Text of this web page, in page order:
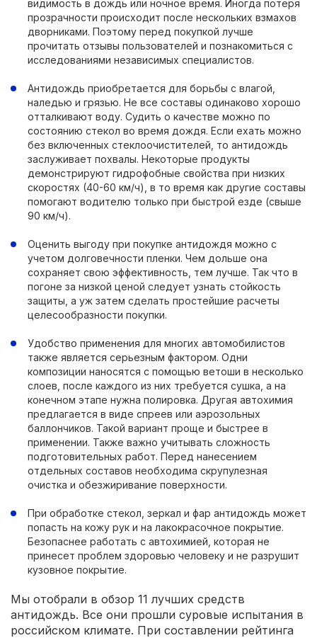
видимость в дождь или ночное время. Иногда потеря
прозрачности происходит после нескольких взмахов
дворниками. Поэтому перед покупкой лучше
прочитать отзывы пользователей и познакомиться с
исследованиями независимых специалистов.
Антидождь приобретается для борьбы с влагой,
наледью и грязью. Не все составы одинаково хорошо
отталкивают воду. Судить о качестве можно по
состоянию стекол во время дождя. Если ехать можно
без включенных стеклоочистителей, то антидождь
заслуживает похвалы. Некоторые продукты
демонстрируют гидрофобные свойства при низких
скоростях (40-60 км/ч), в то время как другие составы
помогают водителю только при быстрой езде (свыше
90 км/ч).
Оценить выгоду при покупке антидождя можно с
учетом долговечности пленки. Чем дольше она
сохраняет свою эффективность, тем лучше. Так что в
погоне за низкой ценой следует узнать стойкость
защиты, а уж затем сделать простейшие расчеты
целесообразности покупки.
Удобство применения для многих автомобилистов
также является серьезным фактором. Одни
композиции наносятся с помощью ветоши в несколько
слоев, после каждого из них требуется сушка, а на
конечном этапе нужна полировка. Другая автохимия
предлагается в виде спреев или аэрозольных
баллончиков. Такой вариант проще и быстрее в
применении. Также важно учитывать сложность
подготовительных работ. Перед нанесением
отдельных составов необходима скрупулезная
очистка и обезжиривание поверхности.
При обработке стекол, зеркал и фар антидождь может
попасть на кожу рук и на лакокрасочное покрытие.
Безопаснее работать с автохимией, которая не
принесет проблем здоровью человеку и не разрушит
кузовное покрытие.
Мы отобрали в обзор 11 лучших средств
антидождь. Все они прошли суровые испытания в
российском климате. При составлении рейтинга